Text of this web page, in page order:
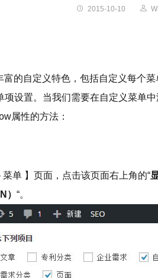
2015-10-10
的自定义特色，包括自定义每个
设置。当我们需要在自定义菜单
属性的方法：
单 】页面，点击该页面右上角的“
） “。